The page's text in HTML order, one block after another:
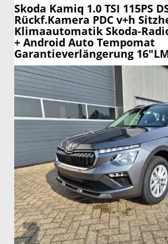
Skoda Kamiq 1.0 TSI 115PS
Rückf.Kamera PDC v+h
Klimaautomatik Skoda-
+ Android Auto Tempomat
Garantieverlängerung